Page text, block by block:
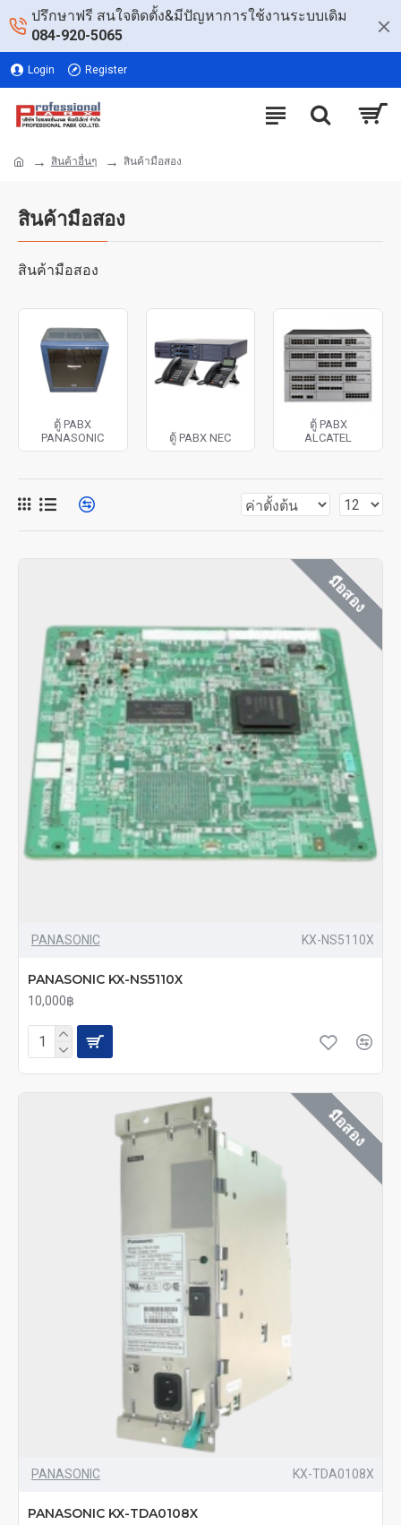
ปรึกษาฟรี สนใจติดตั้ง&มีปัญหาการใช้งานระบบเดิม
084-920-5065
Login Register
สินค้าอื่นๆ สินค้ามือสอง
สินค้ามือสอง
สินค้ามือสอง
ตู้ PABX
PANASONIC
ตู้ PABX NEC
ตู้ PABX
ALCATEL
มือสอง
PANASONIC KX-NS5110X
PANASONIC KX-NS5110X
10,000฿
มือสอง
PANASONIC KX-TDA0108X
PANASONIC KX-TDA0108X